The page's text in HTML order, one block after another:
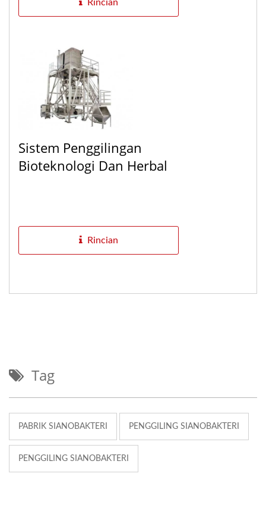
Rincian
Sistem Penggilingan
Bioteknologi Dan Herbal
Rincian
Tag
PABRIK SIANOBAKTERI PENGGILING SIANOBAKTERI
PENGGILING SIANOBAKTERI